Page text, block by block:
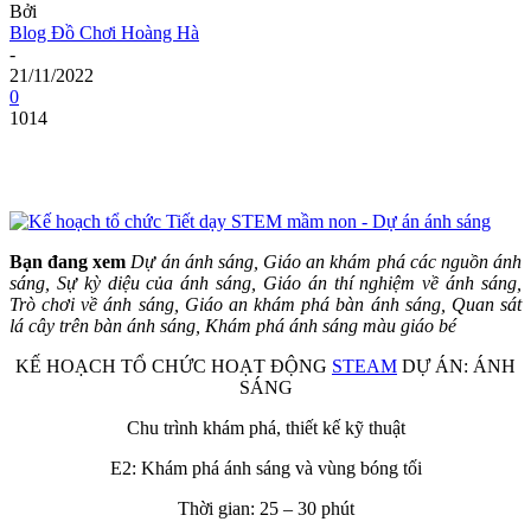
Bởi
Blog Đồ Chơi Hoàng Hà
-
21/11/2022
0
1014
Bạn đang xem Dự án ánh sáng, Giáo an khám phá các nguồn ánh
sáng, Sự kỳ diệu của ánh sáng, Giáo án thí nghiệm về ánh sáng,
Trò chơi về ánh sáng, Giáo an khám phá bàn ánh sáng, Quan sát
lá cây trên bàn ánh sáng, Khám phá ánh sáng màu giáo bé
KẾ HOẠCH TỔ CHỨC HOẠT ĐỘNG STEAM DỰ ÁN: ÁNH
SÁNG
Chu trình khám phá, thiết kế kỹ thuật
E2: Khám phá ánh sáng và vùng bóng tối
Thời gian: 25 – 30 phút